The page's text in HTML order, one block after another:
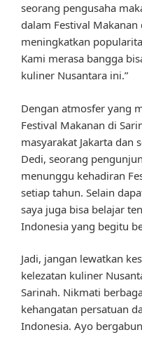
seorang pengusaha
dalam Festival
meningkatkan
Kami merasa bangga
kuliner Nusantara ini.”
Dengan atmosfer yang
Festival Makanan di
masyarakat Jakarta dan
Dedi, seorang
menunggu kehadiran
setiap tahun. Selain
saya juga bisa belajar
Indonesia yang begitu
Jadi, jangan lewatkan
kelezatan kuliner
Sarinah. Nikmati
kehangatan persatuan
Indonesia. Ayo